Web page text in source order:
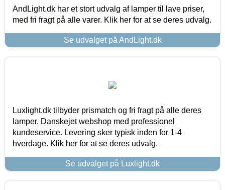
AndLight.dk har et stort udvalg af lamper til lave priser,
med fri fragt på alle varer. Klik her for at se deres udvalg.
Se udvalget på AndLight.dk
Luxlight.dk tilbyder prismatch og fri fragt på alle deres
lamper. Danskejet webshop med professionel
kundeservice. Levering sker typisk inden for 1-4
hverdage. Klik her for at se deres udvalg.
Se udvalget på Luxlight.dk